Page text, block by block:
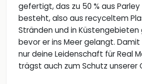
gefertigt, das zu 50 % aus
besteht, also aus recyceltem
Stränden und in
bevor er ins Meer gelangt.
nur deine Leidenschaft für Real
trägst auch zum Schutz unserer